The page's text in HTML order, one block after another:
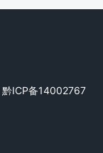
黔ICP备14002767